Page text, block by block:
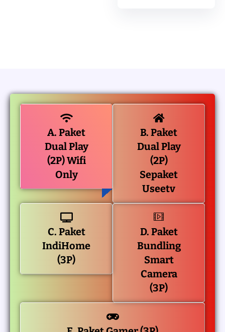
A. Paket
Dual Play
(2P) Wifi
Only
B. Paket
Dual Play
(2P)
Sepaket
Useetv
C. Paket
IndiHome
(3P)
D. Paket
Bundling
Smart
Camera
(3P)